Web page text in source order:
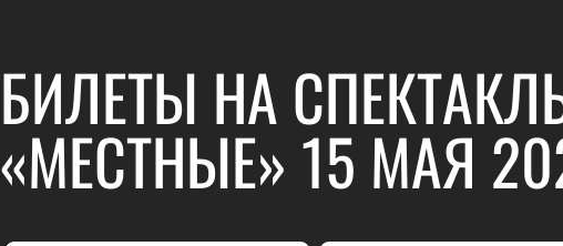
БИЛЕТЫ НА
«МЕСТНЫЕ» 15 МАЯ